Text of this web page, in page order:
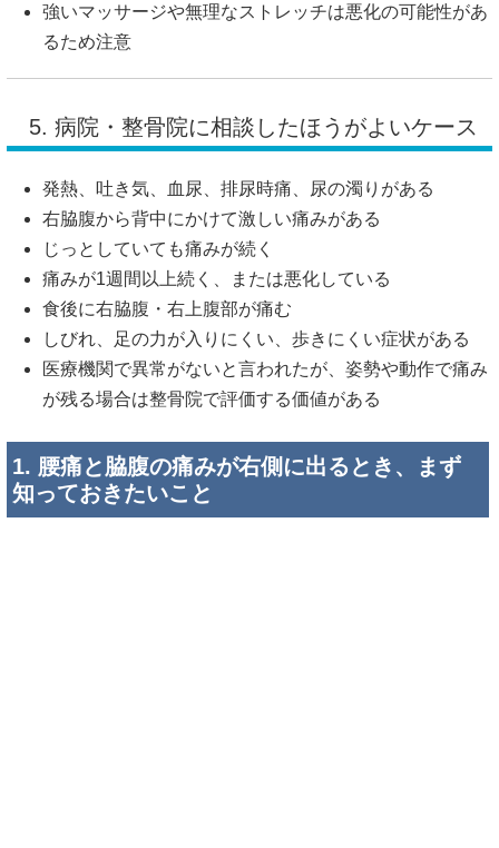
強いマッサージや無理なストレッチは悪化の可能性があ
るため注意
5. 病院・整骨院に相談したほうがよいケース
発熱、吐き気、血尿、排尿時痛、尿の濁りがある
右脇腹から背中にかけて激しい痛みがある
じっとしていても痛みが続く
痛みが1週間以上続く、または悪化している
食後に右脇腹・右上腹部が痛む
しびれ、足の力が入りにくい、歩きにくい症状がある
医療機関で異常がないと言われたが、姿勢や動作で痛み
が残る場合は整骨院で評価する価値がある
1. 腰痛と脇腹の痛みが右側に出るとき、まず
知っておきたいこと